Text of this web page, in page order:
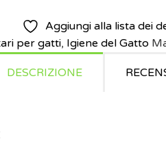
Aggiungi alla lista dei
per gatti, Igiene del Gatto
DESCRIZIONE